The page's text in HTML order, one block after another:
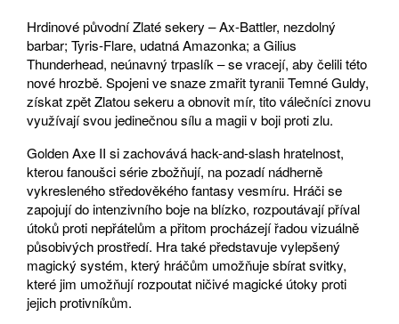
Hrdinové původní Zlaté sekery – Ax-Battler, nezdolný
barbar; Tyris-Flare, udatná Amazonka; a Gilius
Thunderhead, neúnavný trpaslík – se vracejí, aby čelili této
nové hrozbě. Spojeni ve snaze zmařit tyranii Temné Guldy,
získat zpět Zlatou sekeru a obnovit mír, tito válečníci znovu
využívají svou jedinečnou sílu a magii v boji proti zlu.
Golden Axe II si zachovává hack-and-slash hratelnost,
kterou fanoušci série zbožňují, na pozadí nádherně
vykresleného středověkého fantasy vesmíru. Hráči se
zapojují do intenzivního boje na blízko, rozpoutávají příval
útoků proti nepřátelům a přitom procházejí řadou vizuálně
působivých prostředí. Hra také představuje vylepšený
magický systém, který hráčům umožňuje sbírat svitky,
které jim umožňují rozpoutat ničivé magické útoky proti
jejich protivníkům.